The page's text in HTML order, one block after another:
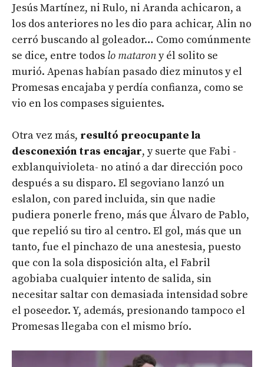
Jesús Martínez, ni Rulo, ni Aranda achicaron, a
los dos anteriores no les dio para achicar, Alin no
cerró buscando al goleador… Como comúnmente
se dice, entre todos lo matarony él solito se
murió. Apenas habían pasado diez minutos y el
Promesas encajaba y perdía confianza, como se
vio en los compases siguientes.
Otra vez más, resultó preocupante la
desconexión tras encajar, y suerte que Fabi -
exblanquivioleta- no atinó a dar dirección poco
después a su disparo. El segoviano lanzó un
eslalon, con pared incluida, sin que nadie
pudiera ponerle freno, más que Álvaro de Pablo,
que repelió su tiro al centro. El gol, más que un
tanto, fue el pinchazo de una anestesia, puesto
que con la sola disposición alta, el Fabril
agobiaba cualquier intento de salida, sin
necesitar saltar con demasiada intensidad sobre
el poseedor. Y, además, presionando tampoco el
Promesas llegaba con el mismo brío.